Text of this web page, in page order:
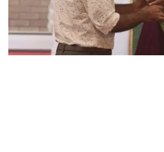
Street of Thoughts